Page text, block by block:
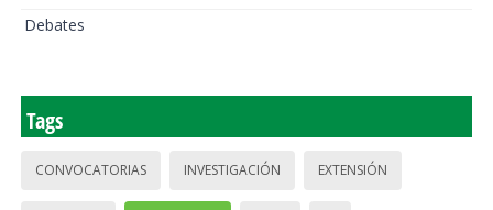
Debates
Tags
CONVOCATORIAS INVESTIGACIÓN EXTENSIÓN